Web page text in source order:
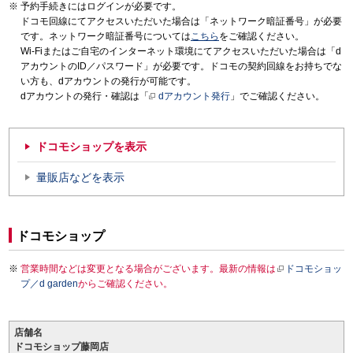
予約手続きにはログインが必要です。
ドコモ回線にてアクセスいただいた場合は「ネットワーク暗証番号」が必要
です。ネットワーク暗証番号についてはこちら をご確認ください。
Wi-Fiまたはご自宅のインターネット環境にてアクセスいただいた場合は「d
アカウントのID／パスワード」が必要です。ドコモの契約回線をお持ちでな
い方も、dアカウントの発行が可能です。
dアカウントの発行・確認は「
dアカウント発行 」でご確認ください。
ドコモショップを表示
量販店などを表示
ドコモショップ
営業時間などは変更となる場合がございます。最新の情報は
ドコモショッ
プ／d gardenからご確認ください。
店舗名
ドコモショップ藤岡店